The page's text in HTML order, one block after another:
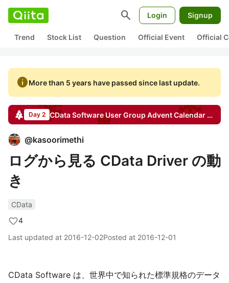
search Login Signup
Trend Stock List Question Official Event Official
infoMore than 5 years have passed since last update.
Day 2 CData Software User Group Advent Calendar 2016
@kasoorimethi
ログから見る CData Driver の動
き
CData
4
Last updated at 2016-12-02Posted at 2016-12-01
CData Software は、世界中で知られた標準規格のデータ